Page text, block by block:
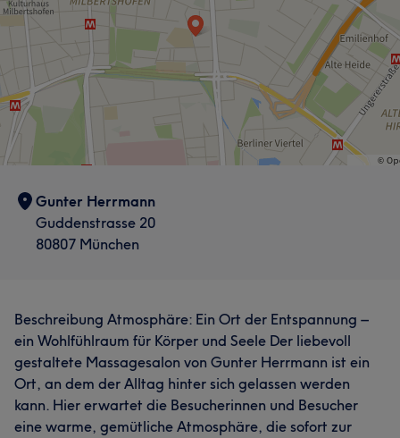
Gunter Herrmann
Guddenstrasse 20
80807 München
Beschreibung Atmosphäre: Ein Ort der Entspannung –
ein Wohlfühlraum für Körper und Seele Der liebevoll
gestaltete Massagesalon von Gunter Herrmann ist ein
Ort, an dem der Alltag hinter sich gelassen werden
kann. Hier erwartet die Besucherinnen und Besucher
eine warme, gemütliche Atmosphäre, die sofort zur